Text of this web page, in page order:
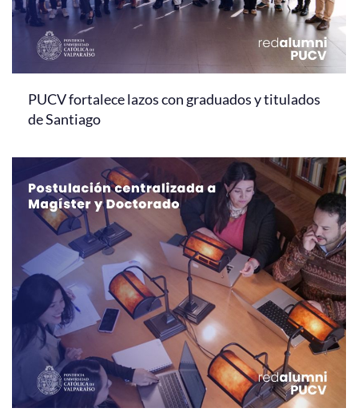
PUCV fortalece lazos con graduados y titulados
de Santiago